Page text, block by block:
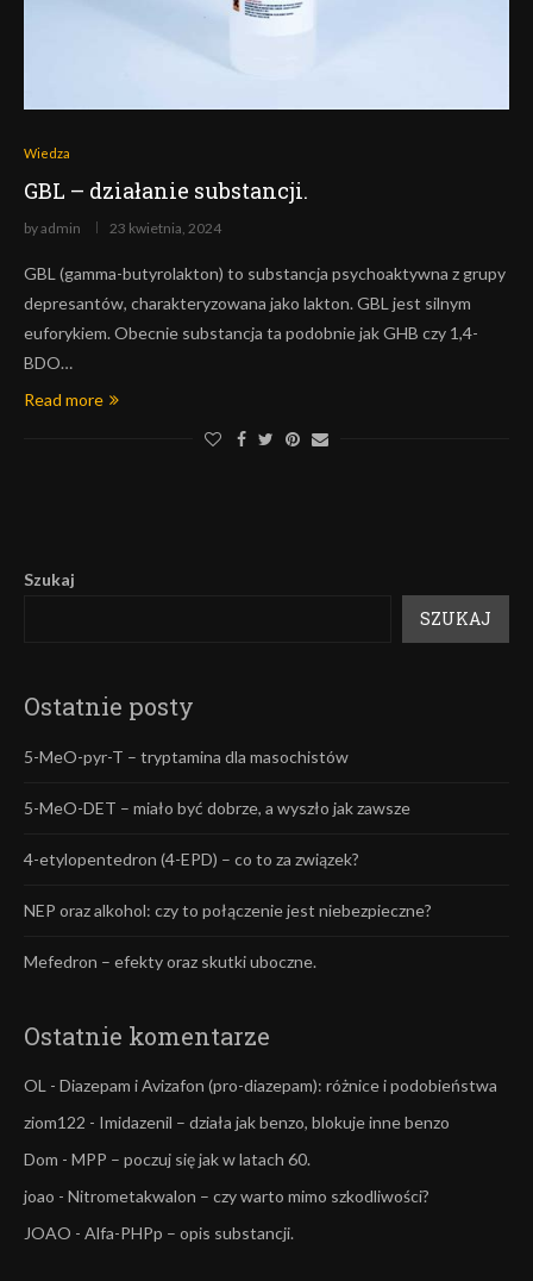
Wiedza
GBL – działanie substancji.
byadmin 23 kwietnia, 2024
GBL (gamma-butyrolakton) to substancja psychoaktywna z grupy
depresantów, charakteryzowana jako lakton. GBL jest silnym
euforykiem. Obecnie substancja ta podobnie jak GHB czy 1,4-
BDO…
Read more
Szukaj
SZUKAJ
Ostatnie posty
5-MeO-pyr-T – tryptamina dla masochistów
5-MeO-DET – miało być dobrze, a wyszło jak zawsze
4-etylopentedron (4-EPD) – co to za związek?
NEP oraz alkohol: czy to połączenie jest niebezpieczne?
Mefedron – efekty oraz skutki uboczne.
Ostatnie komentarze
OL - Diazepam i Avizafon (pro-diazepam): różnice i podobieństwa
ziom122 - Imidazenil – działa jak benzo, blokuje inne benzo
Dom - MPP – poczuj się jak w latach 60.
joao - Nitrometakwalon – czy warto mimo szkodliwości?
JOAO - Alfa-PHPp – opis substancji.